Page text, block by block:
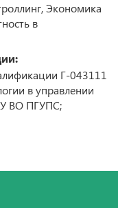
Экономика
в
Г-043111
в управлении
ВО ПГУПС;